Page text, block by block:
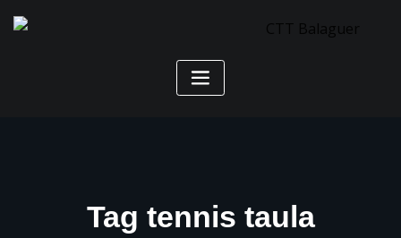
Tag tennis taula